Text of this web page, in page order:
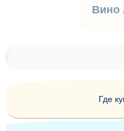
Вино
Где